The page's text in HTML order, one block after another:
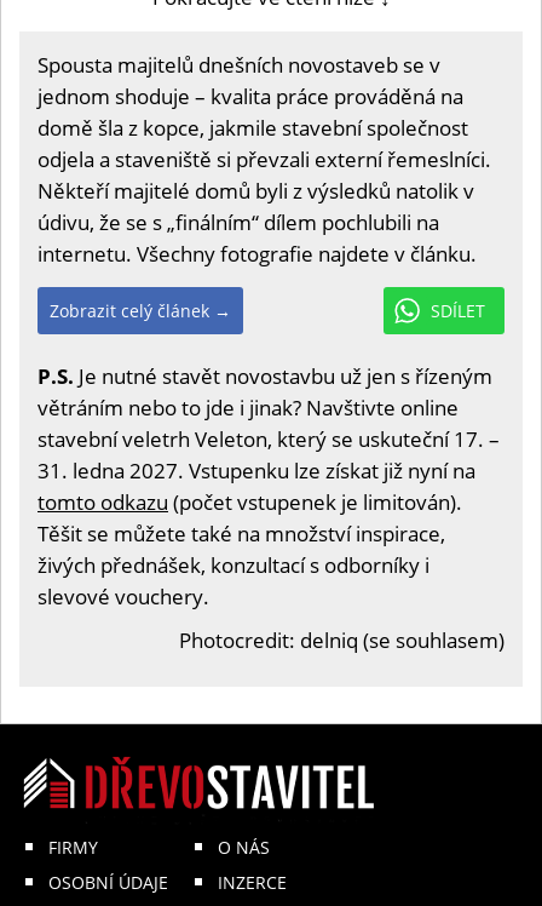
Spousta majitelů dnešních novostaveb se v
jednom shoduje – kvalita práce prováděná na
domě šla z kopce, jakmile stavební společnost
odjela a staveniště si převzali externí řemeslníci.
Někteří majitelé domů byli z výsledků natolik v
údivu, že se s „finálním“ dílem pochlubili na
internetu. Všechny fotografie najdete v článku.
SDÍLET
Zobrazit celý článek →
P.S. Je nutné stavět novostavbu už jen s řízeným
větráním nebo to jde i jinak? Navštivte online
stavební veletrh Veleton, který se uskuteční 17. –
31. ledna 2027. Vstupenku lze získat již nyní na
tomto odkazu (počet vstupenek je limitován).
Těšit se můžete také na množství inspirace,
živých přednášek, konzultací s odborníky i
slevové vouchery.
Photocredit: delniq (se souhlasem)
FIRMY
OSOBNÍ ÚDAJE
O NÁS
INZERCE